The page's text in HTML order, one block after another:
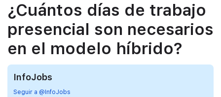
¿Cuántos días de trabajo
presencial son necesarios
en el modelo híbrido?
InfoJobs
Seguir a @InfoJobs